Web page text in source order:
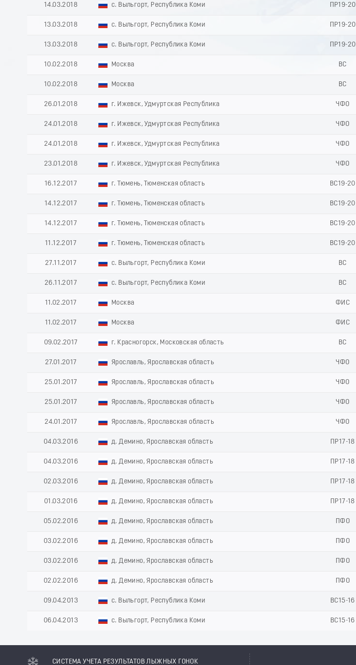
14.03.2018 с. Выльгорт, Республика Коми ПР19-20
13.03.2018 с. Выльгорт, Республика Коми ПР19-20
13.03.2018 с. Выльгорт, Республика Коми ПР19-20
10.02.2018 Москва ВС
10.02.2018 Москва ВС
26.01.2018 г. Ижевск, Удмуртская Республика ЧФО
24.01.2018 г. Ижевск, Удмуртская Республика ЧФО
24.01.2018 г. Ижевск, Удмуртская Республика ЧФО
23.01.2018 г. Ижевск, Удмуртская Республика ЧФО
16.12.2017 г. Тюмень, Тюменская область ВС19-20
14.12.2017 г. Тюмень, Тюменская область ВС19-20
14.12.2017 г. Тюмень, Тюменская область ВС19-20
11.12.2017 г. Тюмень, Тюменская область ВС19-20
27.11.2017 с. Выльгорт, Республика Коми ВС
26.11.2017 с. Выльгорт, Республика Коми ВС
11.02.2017 Москва ФИС
11.02.2017 Москва ФИС
09.02.2017 г. Красногорск, Московская область ВС
27.01.2017 Ярославль, Ярославская область ЧФО
25.01.2017 Ярославль, Ярославская область ЧФО
25.01.2017 Ярославль, Ярославская область ЧФО
24.01.2017 Ярославль, Ярославская область ЧФО
04.03.2016 д. Демино, Ярославская область ПР17-18
04.03.2016 д. Демино, Ярославская область ПР17-18
02.03.2016 д. Демино, Ярославская область ПР17-18
01.03.2016 д. Демино, Ярославская область ПР17-18
05.02.2016 д. Демино, Ярославская область ПФО
03.02.2016 д. Демино, Ярославская область ПФО
03.02.2016 д. Демино, Ярославская область ПФО
02.02.2016 д. Демино, Ярославская область ПФО
09.04.2013 с. Выльгорт, Республика Коми ВС15-16
06.04.2013 с. Выльгорт, Республика Коми ВС15-16
СИСТЕМА УЧЕТА РЕЗУЛЬТАТОВ ЛЫЖНЫХ ГОНОК